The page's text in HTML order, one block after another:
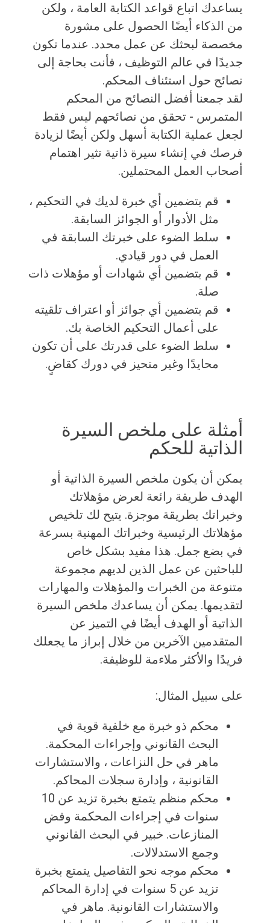
يساعدك اتباع قواعد الكتابة العامة ، ولكن
من الذكاء أيضًا الحصول على مشورة
مخصصة لبحثك عن عمل محدد. عندما تكون
جديدًا في عالم التوظيف ، فأنت بحاجة إلى
نصائح حول استئناف المحكم.
لقد جمعنا أفضل النصائح من المحكم
المتمرس - تحقق من نصائحهم ليس فقط
لجعل عملية الكتابة أسهل ولكن أيضًا لزيادة
فرصك في إنشاء سيرة ذاتية تثير اهتمام
أصحاب العمل المحتملين.
قم بتضمين أي خبرة لديك في التحكيم ،
مثل الأدوار أو الجوائز السابقة.
سلط الضوء على خبرتك السابقة في
العمل في دور قيادي.
قم بتضمين أي شهادات أو مؤهلات ذات
صلة.
قم بتضمين أي جوائز أو اعتراف تلقيته
على أعمال التحكيم الخاصة بك.
سلط الضوء على قدرتك على أن تكون
محايدًا وغير متحيز في دورك كقاضٍ.
أمثلة على ملخص السيرة
الذاتية للحكم
يمكن أن يكون ملخص السيرة الذاتية أو
الهدف طريقة رائعة لعرض مؤهلاتك
وخبراتك بطريقة موجزة. يتيح لك تلخيص
مؤهلاتك الرئيسية وخبراتك المهنية بسرعة
في بضع جمل. هذا مفيد بشكل خاص
للباحثين عن عمل الذين لديهم مجموعة
متنوعة من الخبرات والمؤهلات والمهارات
لتقديمها. يمكن أن يساعدك ملخص السيرة
الذاتية أو الهدف أيضًا في التميز عن
المتقدمين الآخرين من خلال إبراز ما يجعلك
فريدًا والأكثر ملاءمة للوظيفة.
على سبيل المثال:
محكم ذو خبرة مع خلفية قوية في
البحث القانوني وإجراءات المحكمة.
ماهر في حل النزاعات ، والاستشارات
القانونية ، وإدارة سجلات المحاكم.
محكم منظم يتمتع بخبرة تزيد عن 10
سنوات في إجراءات المحكمة وفض
المنازعات. خبير في البحث القانوني
وجمع الاستدلالات.
محكم موجه نحو التفاصيل يتمتع بخبرة
تزيد عن 5 سنوات في إدارة المحاكم
والاستشارات القانونية. ماهر في